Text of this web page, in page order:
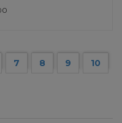
7 8 9 10